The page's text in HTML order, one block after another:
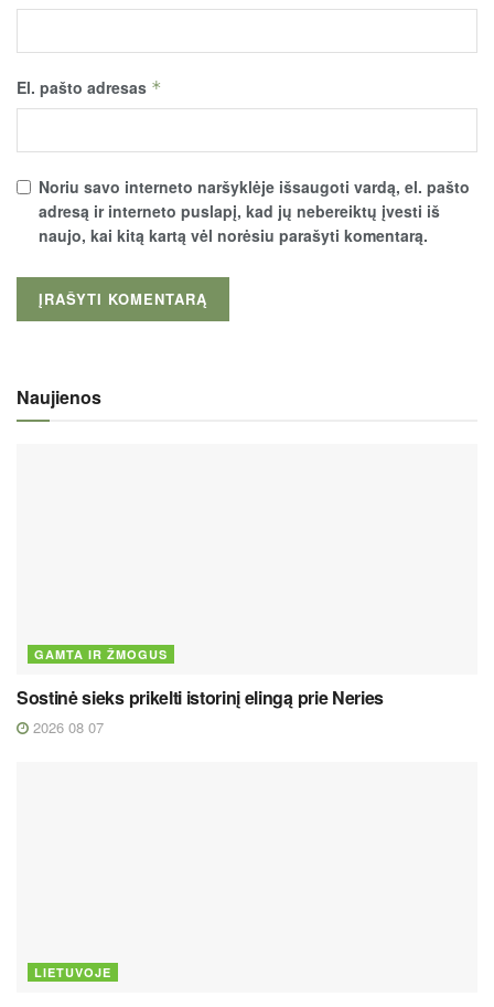
El. pašto adresas *
Noriu savo interneto naršyklėje išsaugoti vardą, el. pašto
adresą ir interneto puslapį, kad jų nebereiktų įvesti iš
naujo, kai kitą kartą vėl norėsiu parašyti komentarą.
Naujienos
GAMTA IR ŽMOGUS
Sostinė sieks prikelti istorinį elingą prie Neries
2026 08 07
LIETUVOJE